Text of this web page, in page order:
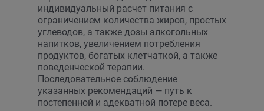
индивидуальный расчет питания с
ограничением количества жиров, простых
углеводов, а также дозы алкогольных
напитков, увеличением потребления
продуктов, богатых клетчаткой, а также
поведенческой терапии.
Последовательное соблюдение
указанных рекомендаций — путь к
постепенной и адекватной потере веса.